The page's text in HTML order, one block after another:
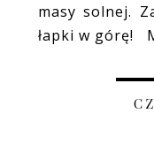
masy solnej.
łapki w górę!